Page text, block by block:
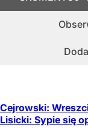
Cejrowski:
Lisicki: Sypie się